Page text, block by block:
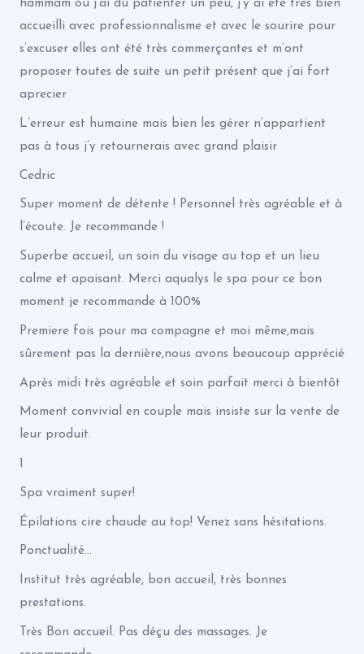
hammam ou j’ai du patienter un peu, j’y ai été très bien
accueilli avec professionnalisme et avec le sourire pour
s’excuser elles ont été très commerçantes et m’ont
proposer toutes de suite un petit présent que j’ai fort
aprecier
L’erreur est humaine mais bien les gérer n’appartient
pas à tous j’y retournerais avec grand plaisir
Cedric
Super moment de détente ! Personnel très agréable et à
l’écoute. Je recommande !
Superbe accueil, un soin du visage au top et un lieu
calme et apaisant. Merci aqualys le spa pour ce bon
moment je recommande à 100%
Premiere fois pour ma compagne et moi même,mais
sûrement pas la dernière,nous avons beaucoup apprécié
Après midi très agréable et soin parfait merci à bientôt
Moment convivial en couple mais insiste sur la vente de
leur produit.
Spa vraiment super!
Épilations cire chaude au top! Venez sans hésitations.
Ponctualité…
Institut très agréable, bon accueil, très bonnes
prestations.
Très Bon accueil. Pas déçu des massages. Je